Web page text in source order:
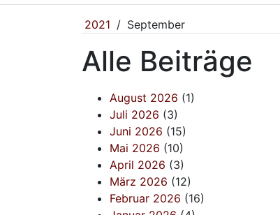
2021 / September
Alle Beiträge
August 2026 (1)
Juli 2026 (3)
Juni 2026 (15)
Mai 2026 (10)
April 2026 (3)
März 2026 (12)
Februar 2026 (16)